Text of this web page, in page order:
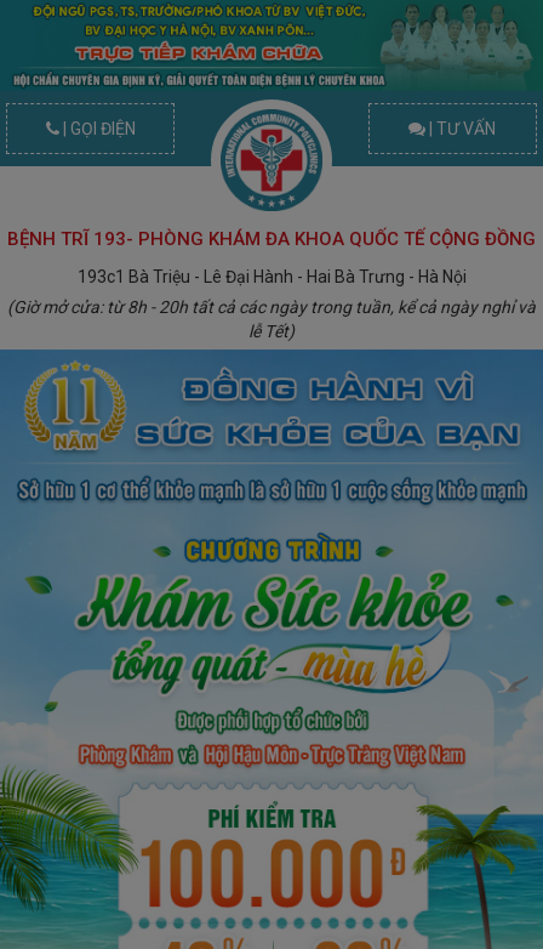
| GỌI ĐIỆN | TƯ VẤN
BỆNH TRĨ 193- PHÒNG KHÁM ĐA KHOA QUỐC TẾ CỘNG ĐỒNG
193c1 Bà Triệu - Lê Đại Hành - Hai Bà Trưng - Hà Nội
(Giờ mở cửa: từ 8h - 20h tất cả các ngày trong tuần, kể cả ngày nghỉ và
lễ Tết)